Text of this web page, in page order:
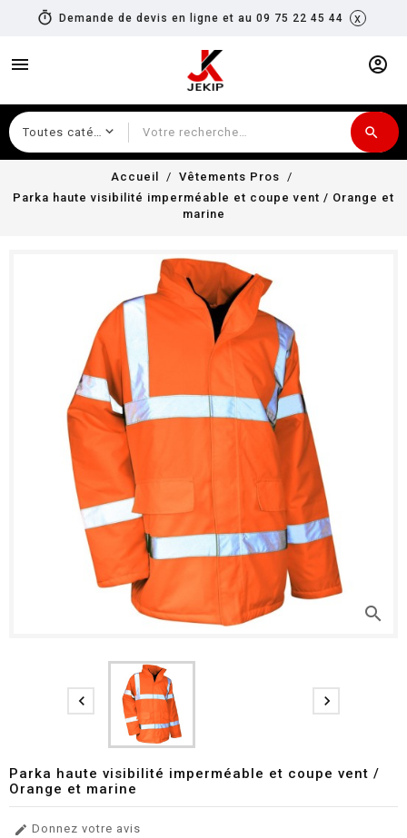
timer Demande de devis en ligne et au 09 75 22 45 44 x
menu account_circle
search
Accueil
Vêtements Pros
Parka haute visibilité imperméable et coupe vent / Orange et
marine
search
 
Parka haute visibilité imperméable et coupe vent /
Orange et marine
 Donnez votre avis